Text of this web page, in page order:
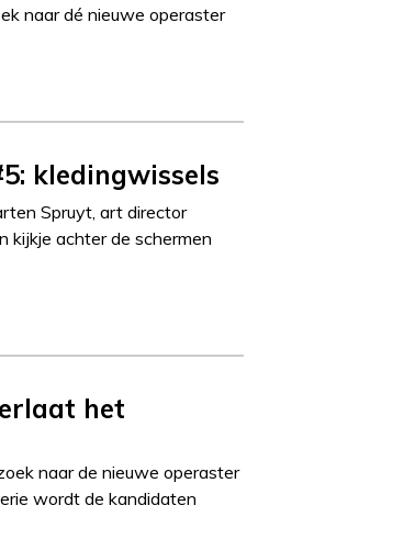
naar dé nieuwe operaster
kledingwissels
Spruyt, art director
kijkje achter de schermen
het
naar de nieuwe operaster
wordt de kandidaten